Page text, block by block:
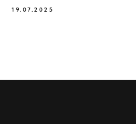
19.07.2025